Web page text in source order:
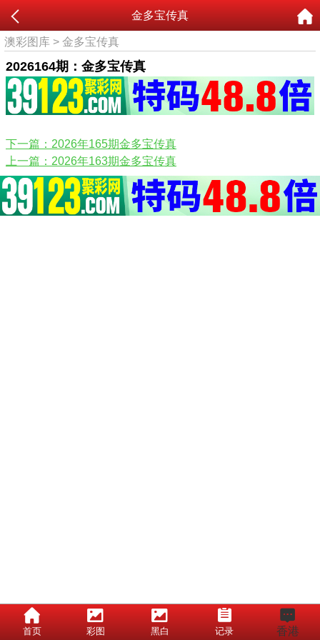
首页 彩图 黑白 记录 香港
金多宝传真
澳彩图库 > 金多宝传真
2026164期：金多宝传真
下一篇：2026年165期金多宝传真
上一篇：2026年163期金多宝传真